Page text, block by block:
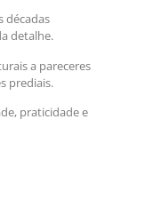
décadas
detalhe.
a pareceres
prediais.
praticidade e